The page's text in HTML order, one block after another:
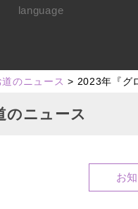
道のニュース > 2023年『グ
のニュース
お
language